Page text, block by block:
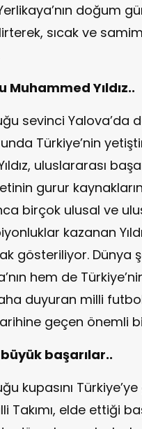
doğum
sıcak ve
Muhammed Yıldız..
sevinci Yalova’da
Türkiye’nin
uluslararası
gurur
birçok ulusal ve
kazanan
gösteriliyor. Dünya
hem de
duyuran milli
geçen önemli
başarılar..
kupasını
Takımı, elde ettiği